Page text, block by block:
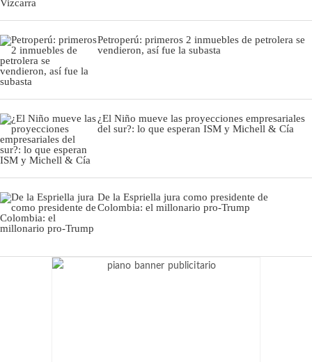
Petroperú: primeros 2 inmuebles de petrolera se
vendieron, así fue la subasta
¿El Niño mueve las proyecciones empresariales
del sur?: lo que esperan ISM y Michell & Cía
De la Espriella jura como presidente de
Colombia: el millonario pro-Trump